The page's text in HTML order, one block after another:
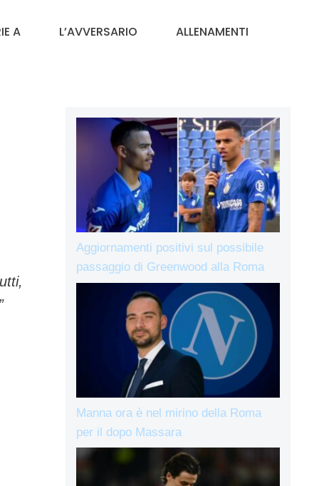
A L’AVVERSARIO ALLENAMENTI
Aggiornamenti positivi sul possibile
passaggio di Greenwood alla Roma
Manna ora è nel mirino della Roma
per il dopo Massara